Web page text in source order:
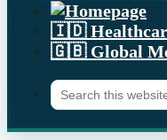
🇮🇩
🇬🇧 Global
Search
this
website